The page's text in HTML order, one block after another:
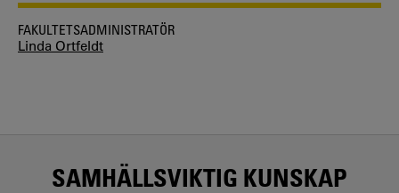
FAKULTETSADMINISTRATÖR
Linda Ortfeldt
SAMHÄLLSVIKTIG KUNSKAP